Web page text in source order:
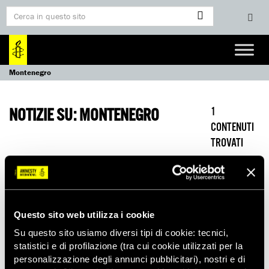
Questo sito web utilizza i cookie
Su questo sito usiamo diversi tipi di cookie: tecnici,
statistici e di profilazione (tra cui cookie utilizzati per la
personalizzazione degli annunci pubblicitari), nostri e di
Montenegro
NOTIZIE SU: MONTENEGRO
1
CONTENUTI
TROVATI
Nave con esplosivi per Israele diretta
verso Montenegro e Slovenia